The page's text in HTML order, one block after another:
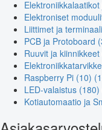
Elektroniset
Liittimet ja
PCB ja Protoboard
Ruuvit ja kiinnikkeet
Raspberry Pi (10)
LED-valaistus (180)
Kotiautomaatio ja